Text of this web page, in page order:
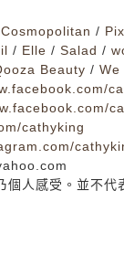
Cosmopolitan /
/ Elle / Salad /
Beauty / We
cathyking
個人感受。並不代